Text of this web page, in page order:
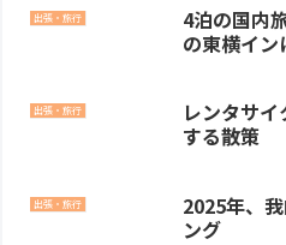
出張・旅行
4泊の国内
の東横イン
出張・旅行
レンタサ
する散策
出張・旅行
2025年、
ング